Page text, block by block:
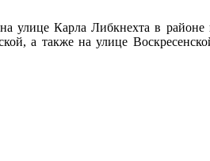
улице Карла Либкнехта в
а также на улице